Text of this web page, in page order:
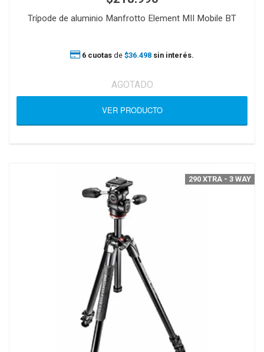
Trípode de aluminio Manfrotto Element MII Mobile BT
6 cuotas de $36.498 sin interés.
AGOTADO
VER PRODUCTO
290 XTRA - 3 WAY